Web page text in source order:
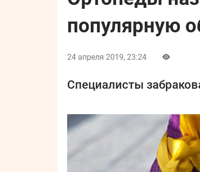
популярную
24 апреля 2019, 23:24
Специалисты